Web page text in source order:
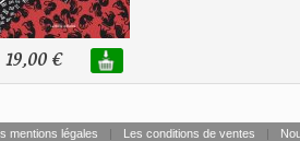
19,00 €
mentions légales | Les conditions de ventes |